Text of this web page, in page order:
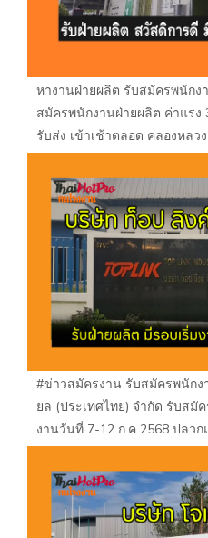
หางานฝ่ายผลิต รับสมัครพนักง
สมัครพนักงานฝ่ายผลิต ค่าแรง
รับส่ง เข้าเช้าตลอด คลองหลว
#ข่าวสมัครงาน รับสมัครพนัก
ยล (ประเทศไทย) จำกัด รับสมั
งานวันที่ 7-12 ก.ค 2568 ปลวก